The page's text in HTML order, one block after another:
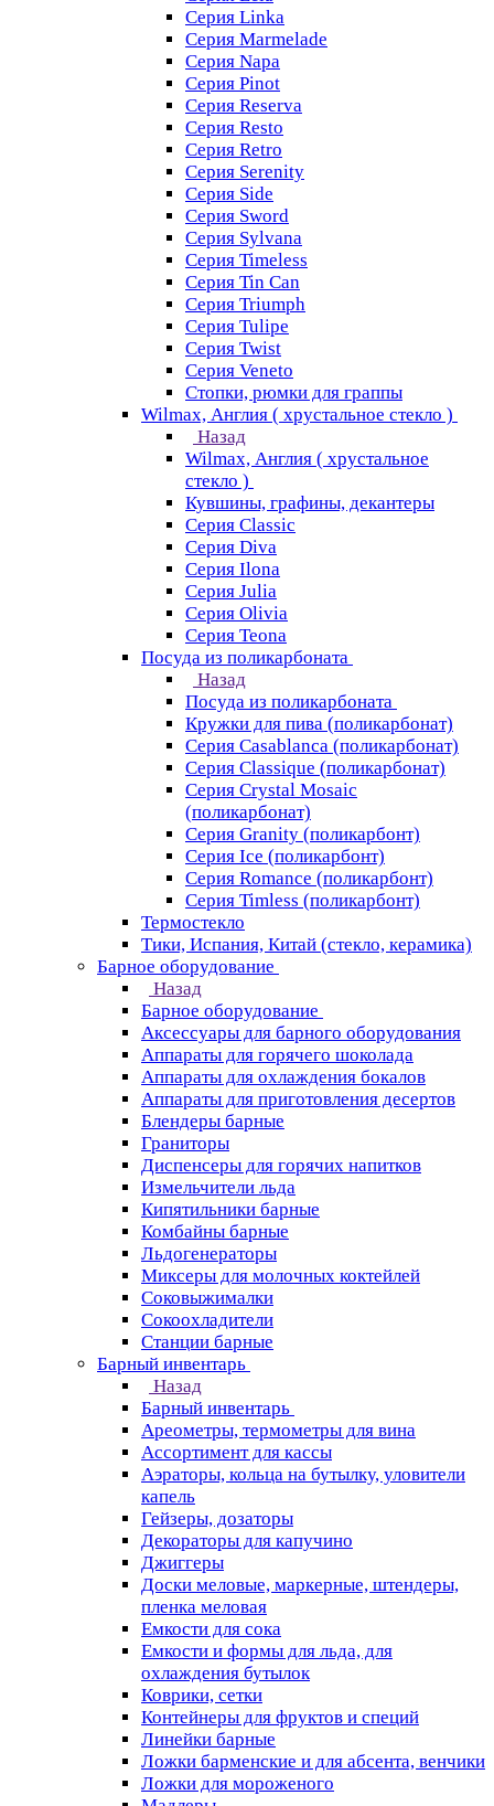
Серия Linka
Серия Marmelade
Серия Napa
Серия Pinot
Серия Reserva
Серия Resto
Серия Retro
Серия Serenity
Серия Side
Серия Sword
Серия Sуlvana
Серия Timeless
Серия Tin Can
Серия Triumph
Серия Tulipe
Серия Twist
Серия Veneto
Стопки, рюмки для граппы
Wilmax, Англия ( хрустальное стекло )
Назад
Wilmax, Англия ( хрустальное
стекло )
Кувшины, графины, декантеры
Серия Classic
Серия Diva
Серия Ilona
Серия Julia
Серия Olivia
Серия Teona
Посуда из поликарбоната
Назад
Посуда из поликарбоната
Кружки для пива (поликарбонат)
Серия Casablanсa (поликарбонат)
Серия Classique (поликарбонат)
Серия Crystal Mosaic
(поликарбонат)
Серия Granity (поликарбонт)
Серия Ice (поликарбонт)
Серия Romance (поликарбонт)
Серия Timless (поликарбонт)
Термостекло
Тики, Испания, Китай (стекло, керамика)
Барное оборудование
Назад
Барное оборудование
Аксессуары для барного оборудования
Аппараты для горячего шоколада
Аппараты для охлаждения бокалов
Аппараты для приготовления десертов
Блендеры барные
Граниторы
Диспенсеры для горячих напитков
Измельчители льда
Кипятильники барные
Комбайны барные
Льдогенераторы
Миксеры для молочных коктейлей
Соковыжималки
Сокоохладители
Станции барные
Барный инвентарь
Назад
Барный инвентарь
Ареометры, термометры для вина
Ассортимент для кассы
Аэраторы, кольца на бутылку, уловители
капель
Гейзеры, дозаторы
Декораторы для капучино
Джиггеры
Доски меловые, маркерные, штендеры,
пленка меловая
Емкости для сока
Емкости и формы для льда, для
охлаждения бутылок
Коврики, сетки
Контейнеры для фруктов и специй
Линейки барные
Ложки барменские и для абсента, венчики
Ложки для мороженого